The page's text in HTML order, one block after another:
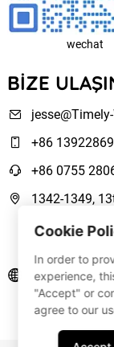
wechat
BIZE
+86
+86 0755
1342-1349,
Park,
www.Timely-
Cookie
In order to
experience,
"Accept" or
agree to our